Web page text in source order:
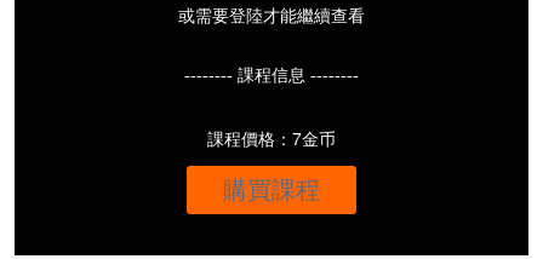
或需要登陸才能繼續查看
-------- 課程信息 --------
課程價格：7金币
購買課程